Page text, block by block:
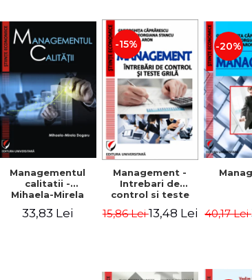
Managementul
calitatii -
Mihaela-Mirela
33,83 Lei
-15%
Management -
Intrebari de
control si teste
15,86 Lei13,48 Lei
-20%
40,17 Lei